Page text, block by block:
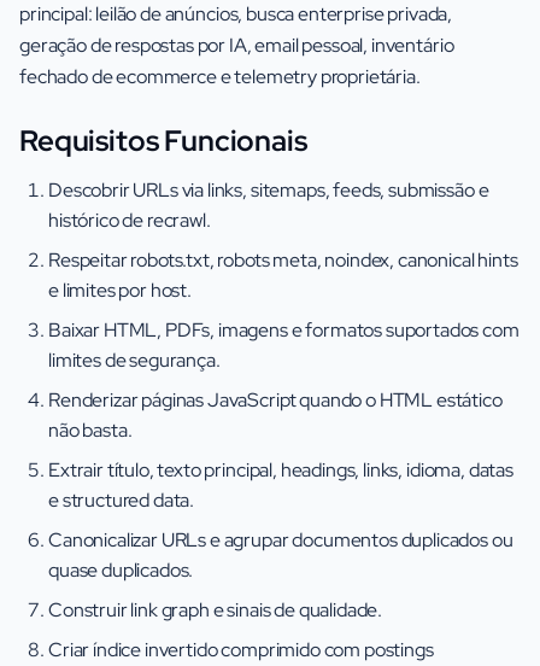
principal: leilão de anúncios, busca enterprise privada,
geração de respostas por IA, email pessoal, inventário
fechado de ecommerce e telemetry proprietária.
Requisitos Funcionais
Descobrir URLs via links, sitemaps, feeds, submissão e
histórico de recrawl.
Respeitar robots.txt, robots meta, noindex, canonical hints
e limites por host.
Baixar HTML, PDFs, imagens e formatos suportados com
limites de segurança.
Renderizar páginas JavaScript quando o HTML estático
não basta.
Extrair título, texto principal, headings, links, idioma, datas
e structured data.
Canonicalizar URLs e agrupar documentos duplicados ou
quase duplicados.
Construir link graph e sinais de qualidade.
Criar índice invertido comprimido com postings